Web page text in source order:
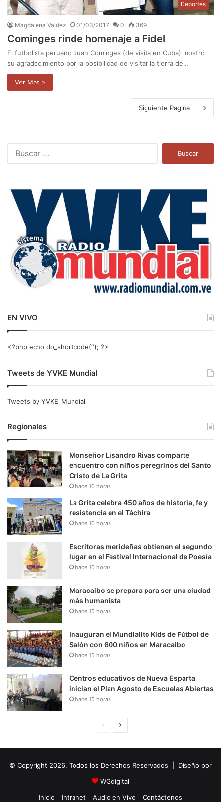
Deportes
Magdalena Valdez 01/03/2017 0 369
Cominges rinde homenaje a Fidel
El futbolista peruano Juan Cominges (de visita en Cuba) mostró
su agradecimiento por la posibilidad de visitar la tierra de…
Ver Mas »
Siguiente Pagina
a
EN VIVO
<?php echo do_shortcode(‘‘); ?>
Tweets de YVKE Mundial
Tweets by YVKE_Mundial
Regionales
Monseñor Lisandro Rivas comparte
encuentro con niños peregrinos del Santo
Cristo de La Grita
hace 10 horas
La Grita celebra 450 años de historia, fe y
resistencia en el Táchira
hace 10 horas
Escritoras merideñas obtienen el segundo
lugar en el Festival Internacional de Poesía
hace 10 horas
Maracaibo se prepara para ser una ciudad
más humanista
hace 15 horas
Inauguran el Mundialito Kids de Fútbol de
Salón con 600 niños en Maracaibo
hace 15 horas
Centros educativos de Nueva Esparta
inician el Plan Agosto de Escuelas Abiertas
hace 15 horas
i
n
a
u
i
e
© Copyright 2026, Todos los Derechos Reservados | Diseño por
WGdigital
Inicio
Intranet Audio en Vivo Contáctenos